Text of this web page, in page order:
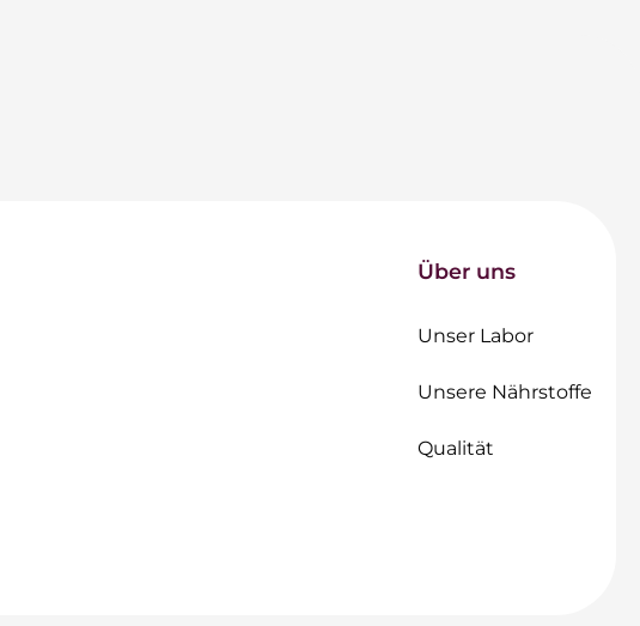
Über uns
Unser Labor
Unsere Nährstoffe
Qualität